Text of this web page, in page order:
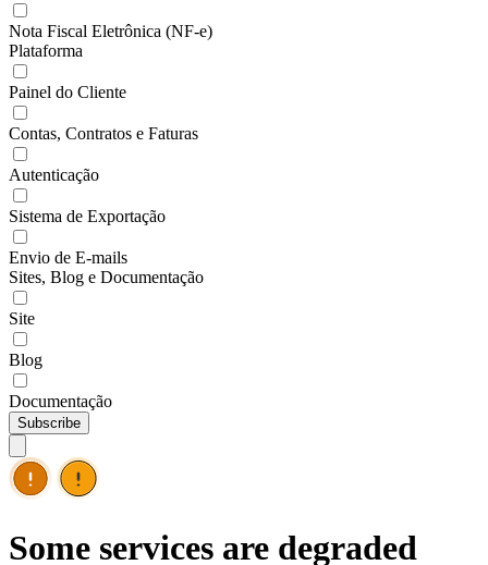
Nota Fiscal Eletrônica (NF-e)
Plataforma
Painel do Cliente
Contas, Contratos e Faturas
Autenticação
Sistema de Exportação
Envio de E-mails
Sites, Blog e Documentação
Site
Blog
Documentação
Subscribe
Some services are degraded